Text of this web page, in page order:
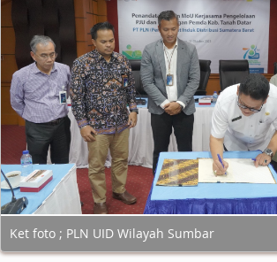
Ket foto ; PLN UID Wilayah Sumbar